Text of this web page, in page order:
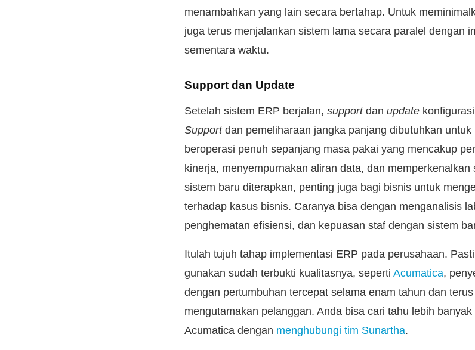
menambahkan yang lain secara bertahap. Untuk
juga terus menjalankan sistem lama secara paralel dengan
sementara waktu.
Support dan Update
Setelah sistem ERP berjalan,supportdanupdate
Supportdan pemeliharaan jangka panjang dibutuhkan
beroperasi penuh sepanjang masa pakai yang mencakup
kinerja, menyempurnakan aliran data, dan
sistem baru diterapkan, penting juga bagi bisnis untuk
terhadap kasus bisnis. Caranya bisa dengan menganalisis
penghematan efisiensi, dan kepuasan staf dengan sistem
Itulah tujuh tahap implementasi ERP pada perusahaan.
gunakan sudah terbukti kualitasnya, seperti Acumatica,
dengan pertumbuhan tercepat selama enam tahun dan
mengutamakan pelanggan. Anda bisa cari tahu lebih
Acumatica dengan menghubungi tim Sunartha.